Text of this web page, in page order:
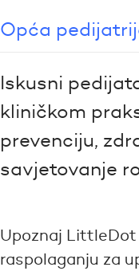
Opća
Iskusni
kliničkom
prevenciju,
savjetovanje
Upoznaj
raspolaganju za